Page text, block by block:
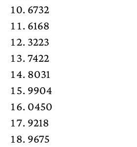
6732
6168
3223
7422
8031
9904
0450
9218
9675